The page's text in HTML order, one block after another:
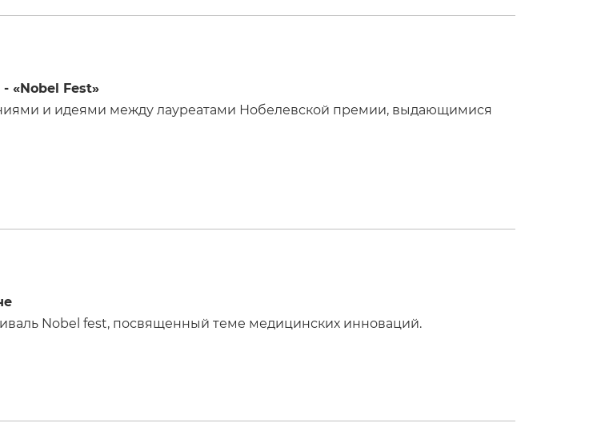
«Nobel Fest»
и идеями между лауреатами Нобелевской премии, выдающимися
Nobel fest, посвященный теме медицинских инноваций.